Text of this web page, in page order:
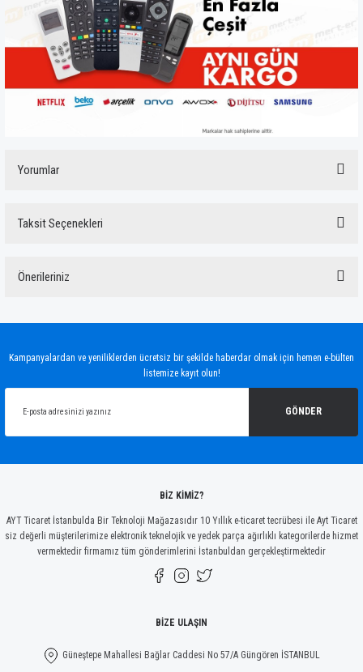
Yorumlar
Taksit Seçenekleri
Önerileriniz
Ürün açıklamasında eksik bilgiler bulunuyor.
Gönder
Kampanyalardan ve yeniliklerden ücretsiz bir şekilde haberdar olmak için hemen e-bülten
listemize kayıt olun!
GÖNDER
BİZ KİMİZ?
AYT Ticaret İstanbulda Bir Teknoloji Mağazasıdır 10 Yıllık e-ticaret tecrübesi ile Ayt Ticaret
siz değerli müşterilerimize elektronik teknelojik ve yedek parça ağırlıklı kategorilerde hizmet
vermektedir firmamız tüm gönderimlerini İstanbuldan gerçekleştirmektedir
BİZE ULAŞIN
Güneştepe Mahallesi Bağlar Caddesi No 57/A Güngören İSTANBUL